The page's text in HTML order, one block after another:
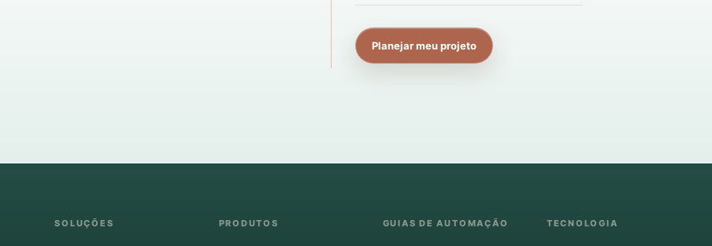
Planejar meu projeto
SOLUÇÕES PRODUTOS GUIAS DE AUTOMAÇÃO TECNOLOGIA